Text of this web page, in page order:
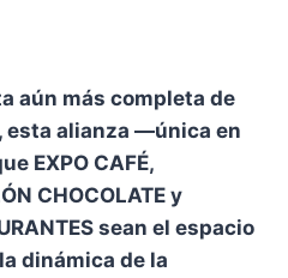
aún más completa de
esta alianza —única en
EXPO CAFÉ,
CHOCOLATE y
sean el espacio
dinámica de la